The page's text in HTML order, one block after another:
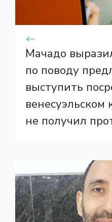
Мачадо
по поводу
выступить
венесуэльском
не получил